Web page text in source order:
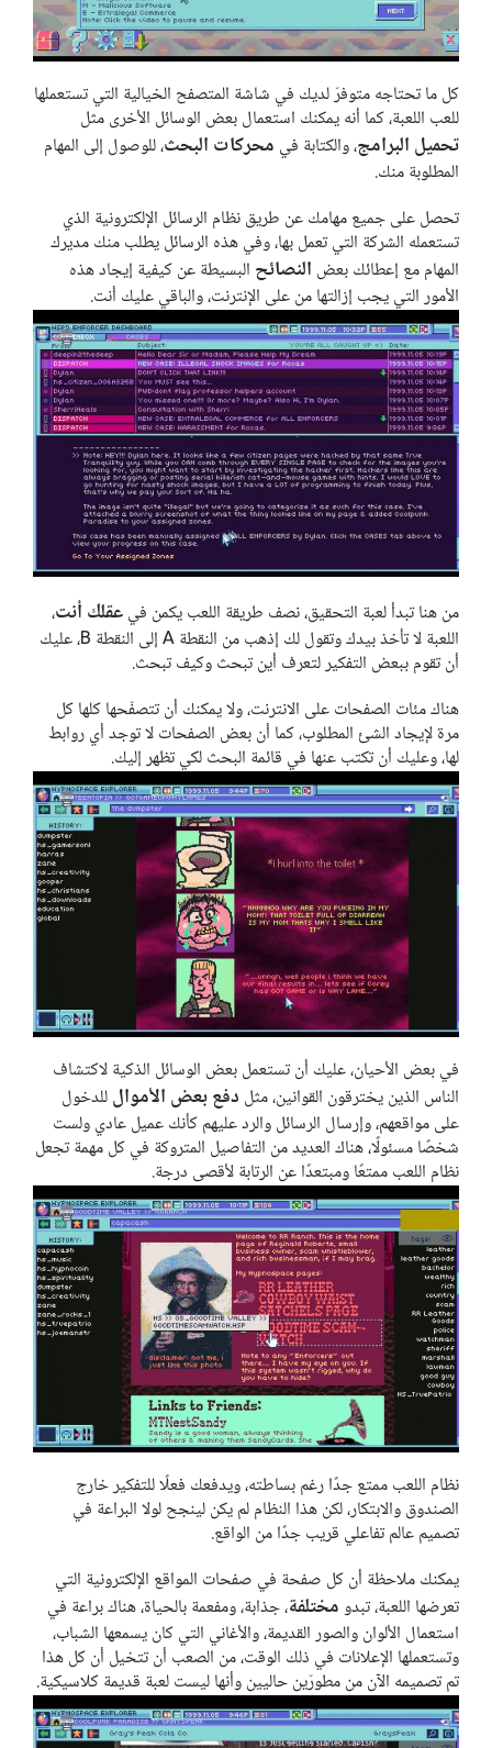
كل ما تحتاجه متوفرّ لديك في شاشة المتصفح الخيالية التي تستعملها
للعب اللعبة، كما أنه يمكنك استعمال بعض الوسائل الأخرى مثل
تحميل البرامج، والكتابة في محركات البحث، للوصول إلى المهام
المطلوبة منك.
تحصل على جميع مهامك عن طريق نظام الرسائل الإلكترونية الذي
تستعمله الشركة التي تعمل بها، وفي هذه الرسائل يطلب منك مديرك
المهام مع إعطائك بعض النصائح البسيطة عن كيفية إيجاد هذه
الأمور التي يجب إزالتها من على الإنترنت، والباقي عليك أنت.
من هنا تبدأ لعبة التحقيق، نصف طريقة اللعب يكمن فيعقلك أنت،
اللعبة لا تأخذ بيدك وتقول لك إذهب من النقطة A إلى النقطة B، عليك
أن تقوم ببعض التفكير لتعرف أين تبحث وكيف تبحث.
هناك مئات الصفحات على الانترنت، ولا يمكنك أن تتصفّحها كلها كل
مرة لإيجاد الشئ المطلوب، كما أن بعض الصفحات لا توجد أي روابط
لها، وعليك أن تكتب عنها في قائمة البحث لكي تظهر إليك.
في بعض الأحيان، عليك أن تستعمل بعض الوسائل الذكية لاكتشاف
الناس الذين يخترقون القوانين، مثل دفع بعض الأموالللدخول
على مواقعهم، وإرسال الرسائل والرد عليهم كأنك عميل عادي ولست
شخصًا مسئولًا، هناك العديد من التفاصيل المتروكة في كل مهمة تجعل
نظام اللعب ممتعًا ومبتعدًا عن الرتابة لأقصى درجة.
نظام اللعب ممتع جدًا رغم بساطته، ويدفعك فعلًا للتفكير خارج
الصندوق والابتكار، لكن هذا النظام لم يكن لينجح لولا البراعة في
تصميم عالم تفاعلي قريب جدًا من الواقع.
يمكنك ملاحظة أن كل صفحة في صفحات المواقع الإلكترونية التي
تعرضها اللعبة، تبدومختلفة، جذابة، ومفعمة بالحياة، هناك براعة في
استعمال الألوان والصور القديمة، والأغاني التي كان يسمعها الشباب،
وتستعملها الإعلانات في ذلك الوقت، من الصعب أن تتخيل أن كل هذا
تم تصميمه الآن من مطورّين حاليين وأنها ليست لعبة قديمة كلاسيكية.